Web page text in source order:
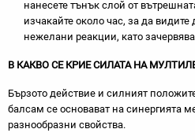
нанесете тънък слой от
изчакайте около час, за да
нежелани реакции, като
В КАКВО СЕ КРИЕ СИЛАТА НА
Бързото действие и силният
балсам се основават на синергията
разнообразни свойства.